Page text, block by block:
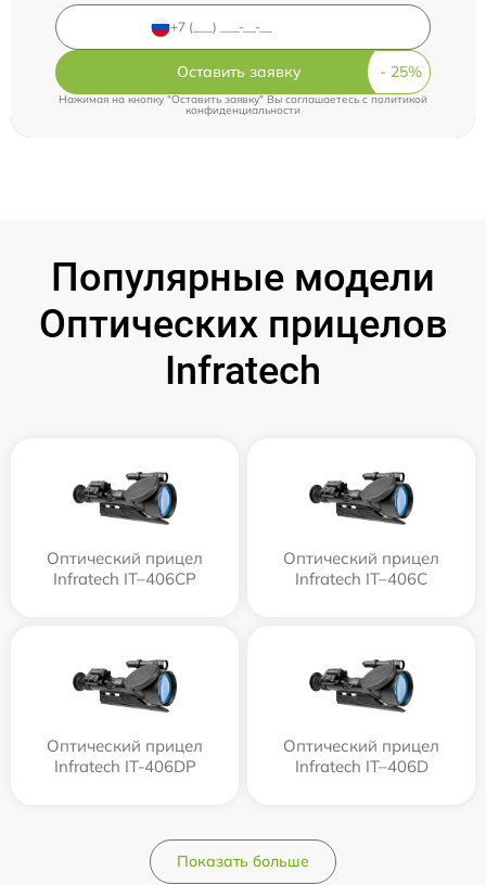
Оставить заявку
Нажимая на кнопку "Оставить заявку" Вы соглашаетесь cполитикой
конфиденциальности
Популярные модели
Оптических прицелов
Infratech
Оптический прицел
Infratech IT–406СP
Оптический прицел
Infratech IT–406С
Оптический прицел
Infratech IT-406DP
Оптический прицел
Infratech IT–406D
Показать больше